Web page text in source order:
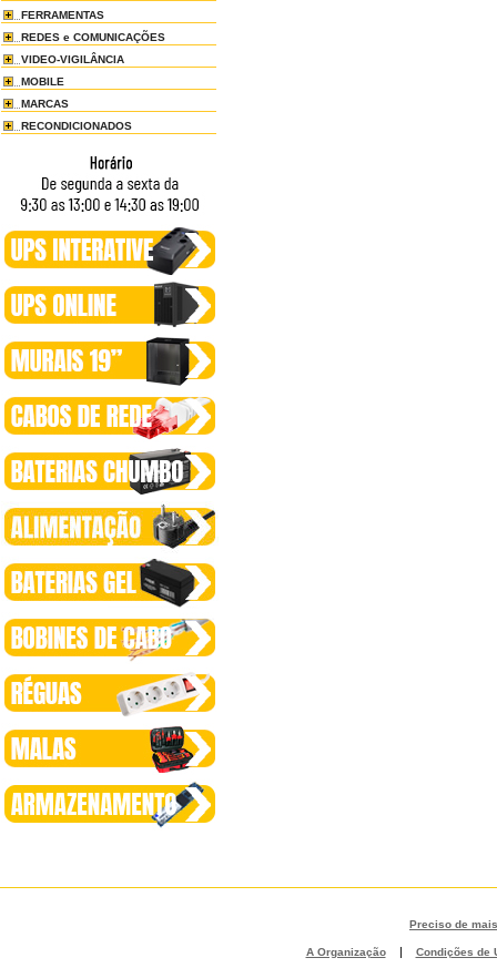
FERRAMENTAS
REDES e COMUNICAÇÕES
VIDEO-VIGILÂNCIA
MOBILE
MARCAS
RECONDICIONADOS
Preciso de
A Organização | Condições de